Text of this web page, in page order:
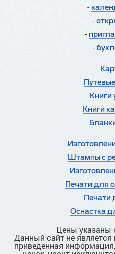
-
-
-
-
Книги
Книги
Штампы с
Печати для
Печати
Оснастка
Цены указаны
Данный сайт не является
приведенная